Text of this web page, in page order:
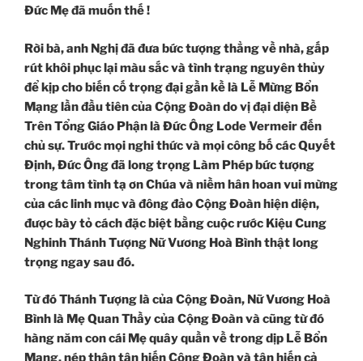
Đức Mẹ đã muốn thế !
Rời bà, anh Nghị đã đưa bức tượng thẳng về nhà, gấp
rút khôi phục lại màu sắc và tình trạng nguyên thủy
để kịp cho biến cố trọng đại gần kề là Lễ Mừng Bổn
Mạng lần đầu tiên của Cộng Đoàn do vị đại diện Bề
Trên Tổng Giáo Phận là Đức Ông Lode Vermeir đến
chủ sự. Trước mọi nghi thức và mọi công bố các Quyết
Định, Đức Ông đã long trọng Làm Phép bức tượng
trong tâm tình tạ ơn Chúa và niềm hân hoan vui mừng
của các linh mục và đông đảo Cộng Đoàn hiện diện,
được bày tỏ cách đặc biệt bằng cuộc rước Kiệu Cung
Nghinh Thánh Tượng Nữ Vương Hoà Bình thật long
trọng ngay sau đó.
Từ đó Thánh Tượng là của Cộng Đoàn, Nữ Vương Hoà
Bình là Mẹ Quan Thầy của Cộng Đoàn và cũng từ đó
hàng năm con cái Mẹ quây quần về trong dịp Lễ Bổn